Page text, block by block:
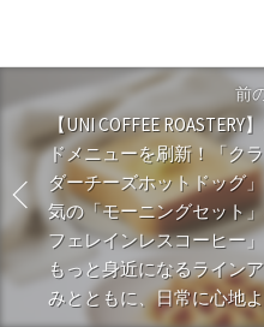
前
【UNI COFFEE
ドメニューを刷新！「ク
ダーチーズホットドッグ
気の「モーニングセット
フェレインレスコーヒー
もっと身近になるライン
みとともに、日常に心地